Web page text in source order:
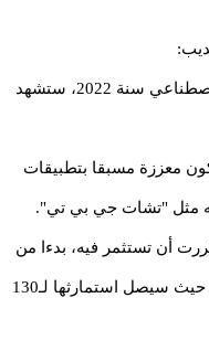
بعد الطفرة الكبرى المسجلة في الذكاء الاصطناعي سنة 2022، ستشهد
معززة مسبقا بتطبيقات
مثل "تشات جي بي تي".
أن تستثمر فيه، بدءا من
الآن، وعلى رأسها شركة "ميتا" (فيسبوك)، حيث سيصل استمارثها لـ130